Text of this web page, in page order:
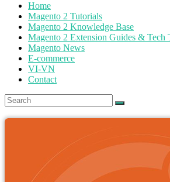
Home
Magento 2 Tutorials
Magento 2 Knowledge Base
Magento 2 Extension Guides & Tech
Magento News
E-commerce
VI-VN
Contact